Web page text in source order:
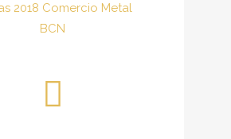
2018 Comercio Metal
BCN